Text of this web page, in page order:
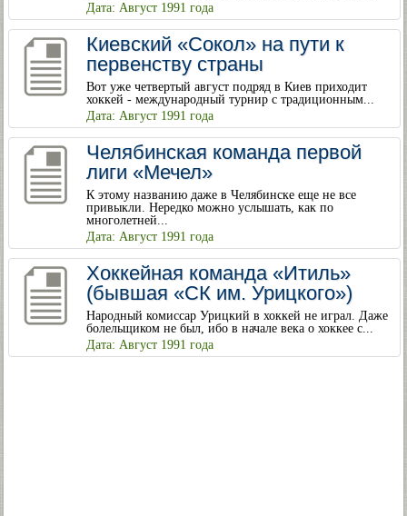
Дата: Август 1991 года
Киевский «Сокол» на пути к
первенству страны
Вот уже четвертый август подряд в Киев приходит
хоккей - международный турнир с традиционным...
Дата: Август 1991 года
Челябинская команда первой
лиги «Мечел»
К этому названию даже в Челябинске еще не все
привыкли. Нередко можно услышать, как по
многолетней...
Дата: Август 1991 года
Хоккейная команда «Итиль»
(бывшая «СК им. Урицкого»)
Народный комиссар Урицкий в хоккей не играл. Даже
болельщиком не был, ибо в начале века о хоккее с...
Дата: Август 1991 года